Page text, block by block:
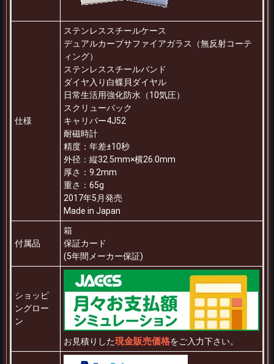
仕様
ステンレススチールケース
デュアルカーブサファイアガラス（無反射コーテ
ィング）
ステンレススチールバンド
ダイヤ入り白蝶貝ダイヤル
日常生活用強化防水（10気圧）
スクリューバック
キャリバー4J52
耐磁時計
精度：年差±10秒
外径：縦32.5mm×横26.0mm
厚さ：9.2mm
重さ：65g
2017年5月発売
Made in Japan
付属品
箱
保証カード
(5年間メーカー保証)
ショッピ
ングロー
ン
お見積りした現金販売価格をご入力下さい。